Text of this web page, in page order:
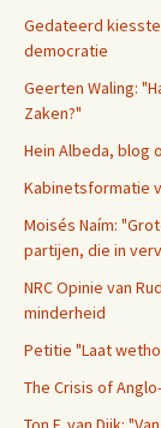
Gedateerd
democratie
Geerten Waling:
Zaken?"
Hein Albeda, blog
Kabinetsformatie
Moisés Naím:
partijen, die in
NRC Opinie van
minderheid
Petitie "Laat
The Crisis of